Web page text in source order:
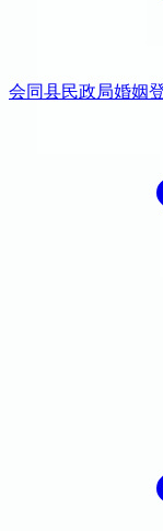
会同县民政局婚姻